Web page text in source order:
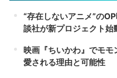
“存在しないアニメ”の
談社が新プロジェクト始
映画『ちいかわ』でモ
愛される理由と可能性